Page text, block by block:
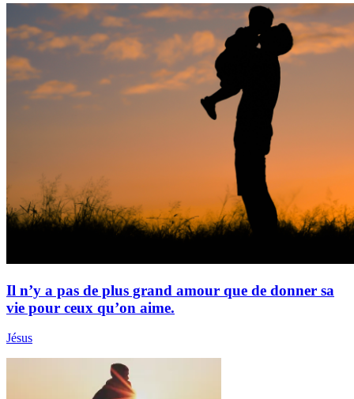
Il n’y a pas de plus grand amour que de donner sa
vie pour ceux qu’on aime.
Jésus